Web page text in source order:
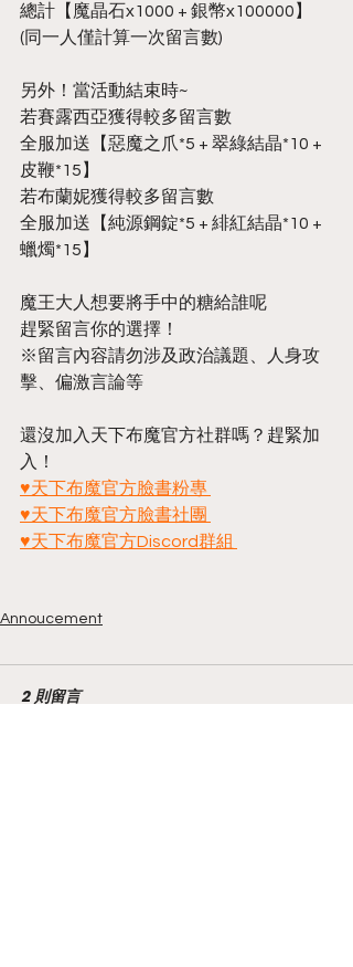
總計【魔晶石x1000 + 銀幣x100000】
(同一人僅計算一次留言數)
另外！當活動結束時~
若賽露西亞獲得較多留言數
全服加送【惡魔之爪*5 + 翠綠結晶*10 +
皮鞭*15】
若布蘭妮獲得較多留言數
全服加送【純源鋼錠*5 + 緋紅結晶*10 +
蠟燭*15】
魔王大人想要將手中的糖給誰呢
趕緊留言你的選擇！
※留言內容請勿涉及政治議題、人身攻
擊、偏激言論等
還沒加入天下布魔官方社群嗎？趕緊加
入！
♥天下布魔官方臉書粉專
♥天下布魔官方臉書社團
♥天下布魔官方Discord群組
Annoucement
2 則留言